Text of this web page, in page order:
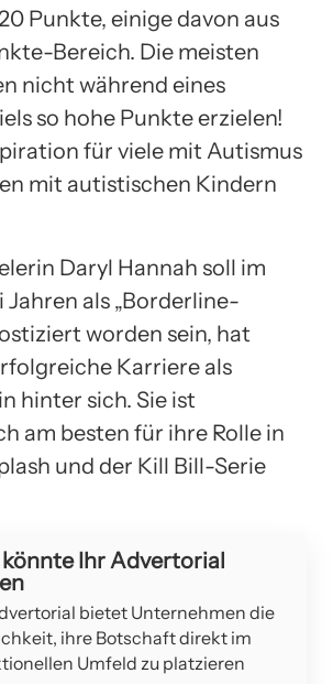
Punkte, einige davon aus
Bereich. Die meisten
nicht während eines
so hohe Punkte erzielen!
für viele mit Autismus
mit autistischen Kindern
Daryl Hannah soll im
als „Borderline-
worden sein, hat
Karriere als
hinter sich. Sie ist
am besten für ihre Rolle in
und der Kill Bill-Serie
Ihr Advertorial
bietet Unternehmen die
ihre Botschaft direkt im
Umfeld zu platzieren